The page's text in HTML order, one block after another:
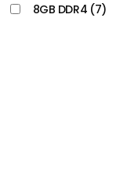
8GB DDR4 (7)